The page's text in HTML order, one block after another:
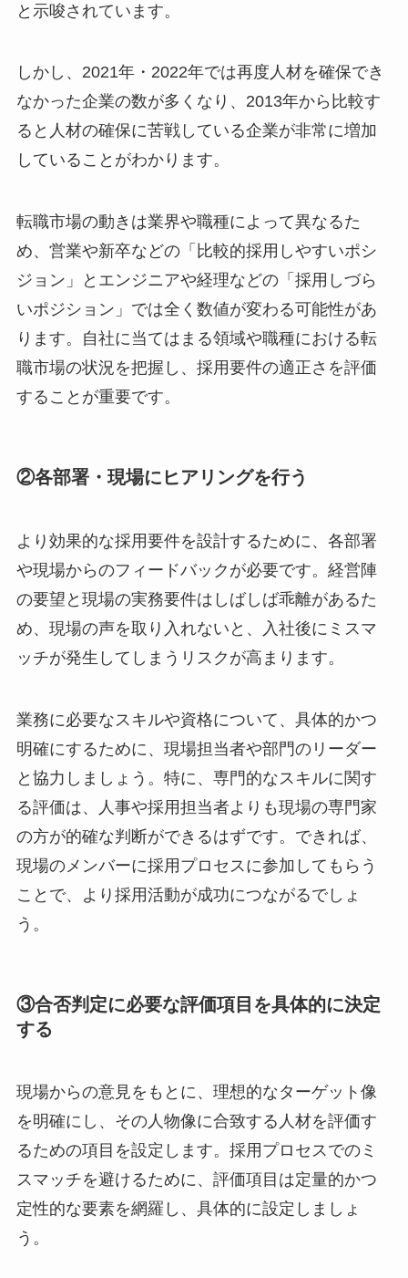
と示唆されています。
しかし、2021年・2022年では再度人材を確保でき
なかった企業の数が多くなり、2013年から比較す
ると人材の確保に苦戦している企業が非常に増加
していることがわかります。
転職市場の動きは業界や職種によって異なるた
め、営業や新卒などの「比較的採用しやすいポシ
ジョン」とエンジニアや経理などの「採用しづら
いポジション」では全く数値が変わる可能性があ
ります。自社に当てはまる領域や職種における転
職市場の状況を把握し、採用要件の適正さを評価
することが重要です。
②各部署・現場にヒアリングを行う
より効果的な採用要件を設計するために、各部署
や現場からのフィードバックが必要です。経営陣
の要望と現場の実務要件はしばしば乖離があるた
め、現場の声を取り入れないと、入社後にミスマ
ッチが発生してしまうリスクが高まります。
業務に必要なスキルや資格について、具体的かつ
明確にするために、現場担当者や部門のリーダー
と協力しましょう。特に、専門的なスキルに関す
る評価は、人事や採用担当者よりも現場の専門家
の方が的確な判断ができるはずです。できれば、
現場のメンバーに採用プロセスに参加してもらう
ことで、より採用活動が成功につながるでしょ
う。
③合否判定に必要な評価項目を具体的に決定
する
現場からの意見をもとに、理想的なターゲット像
を明確にし、その人物像に合致する人材を評価す
るための項目を設定します。採用プロセスでのミ
スマッチを避けるために、評価項目は定量的かつ
定性的な要素を網羅し、具体的に設定しましょ
う。